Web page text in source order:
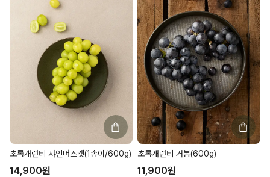
초록개런티 샤인머스캣(1송이/600g)
14,900원
초록개런티 거봉(600g)
11,900원